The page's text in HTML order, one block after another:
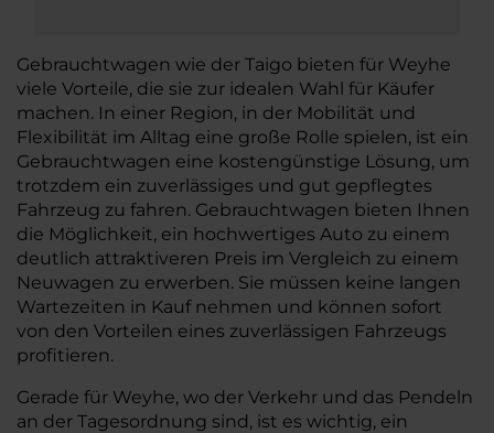
Gebrauchtwagen wie der Taigo bieten für Weyhe
viele Vorteile, die sie zur idealen Wahl für Käufer
machen. In einer Region, in der Mobilität und
Flexibilität im Alltag eine große Rolle spielen, ist ein
Gebrauchtwagen eine kostengünstige Lösung, um
trotzdem ein zuverlässiges und gut gepflegtes
Fahrzeug zu fahren. Gebrauchtwagen bieten Ihnen
die Möglichkeit, ein hochwertiges Auto zu einem
deutlich attraktiveren Preis im Vergleich zu einem
Neuwagen zu erwerben. Sie müssen keine langen
Wartezeiten in Kauf nehmen und können sofort
von den Vorteilen eines zuverlässigen Fahrzeugs
profitieren.
Gerade für Weyhe, wo der Verkehr und das Pendeln
an der Tagesordnung sind, ist es wichtig, ein